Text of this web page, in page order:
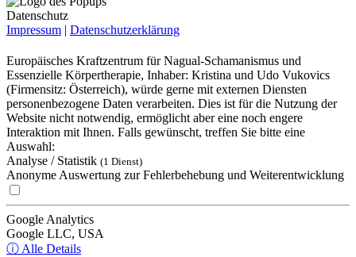
Datenschutz
Impressum | Datenschutzerklärung
Europäisches Kraftzentrum für Nagual-Schamanismus und
Essenzielle Körpertherapie, Inhaber: Kristina und Udo Vukovics
(Firmensitz: Österreich), würde gerne mit externen Diensten
personenbezogene Daten verarbeiten. Dies ist für die Nutzung der
Website nicht notwendig, ermöglicht aber eine noch engere
Interaktion mit Ihnen. Falls gewünscht, treffen Sie bitte eine
Auswahl:
Analyse / Statistik (1 Dienst)
Anonyme Auswertung zur Fehlerbehebung und Weiterentwicklung
Google Analytics
Google LLC, USA
ⓘ Alle Details